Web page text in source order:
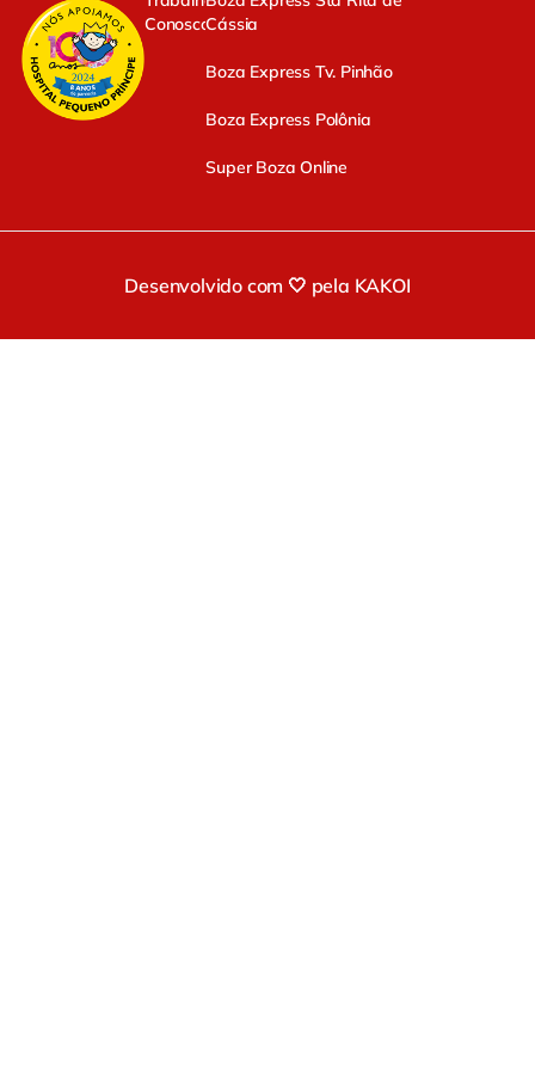
ConoscoCássia
Boza Express Tv. Pinhão
Boza Express Polônia
Super Boza Online
Desenvolvido com 🤍 pela KAKOI